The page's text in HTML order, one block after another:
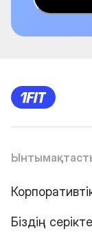
Біздің